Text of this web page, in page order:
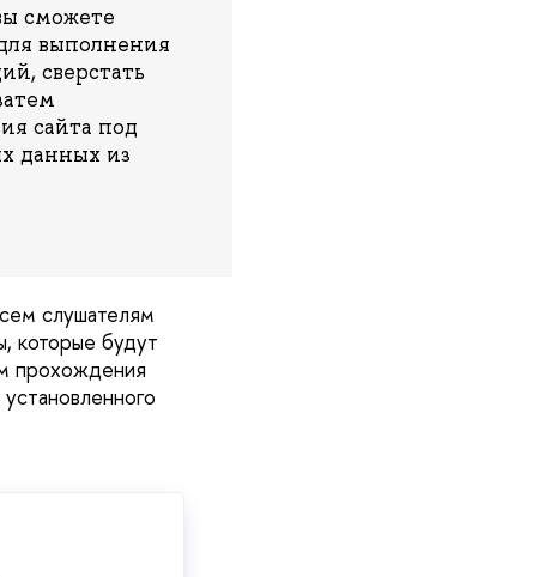
сможете
выполнения
сверстать
сайта под
данных из
слушателям
которые будут
прохождения